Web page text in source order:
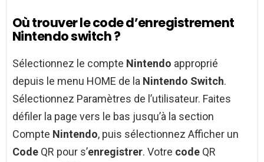
Où trouver le code d’enregistrement
Nintendo switch ?
Sélectionnez le compte Nintendo approprié
depuis le menu HOME de la Nintendo Switch.
Sélectionnez Paramètres de l’utilisateur. Faites
défiler la page vers le bas jusqu’à la section
Compte Nintendo, puis sélectionnez Afficher un
Code QR pour s’enregistrer. Votre code QR